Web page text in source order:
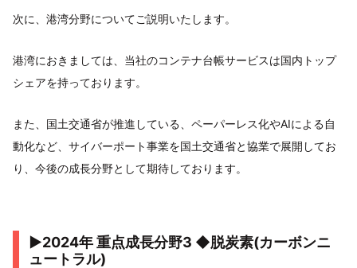
次に、港湾分野についてご説明いたします。
港湾におきましては、当社のコンテナ台帳サービスは国内トップ
シェアを持っております。
また、国土交通省が推進している、ペーパーレス化やAIによる自
動化など、サイバーポート事業を国土交通省と協業で展開してお
り、今後の成長分野として期待しております。
▶2024年 重点成⻑分野3 ◆脱炭素(カーボンニ
ュートラル)